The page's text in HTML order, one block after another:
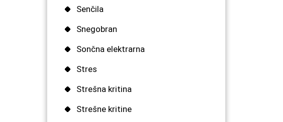
Senčila
Snegobran
Sončna elektrarna
Stres
Strešna kritina
Strešne kritine